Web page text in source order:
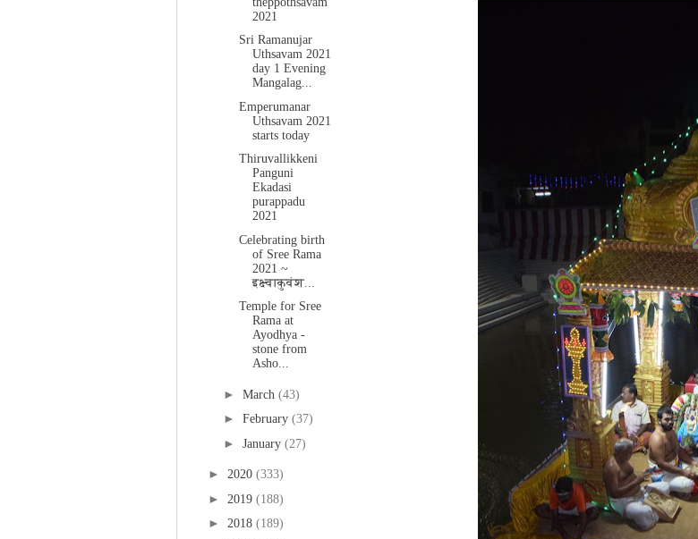
2021
Sri Ramanujar
Uthsavam 2021
day 1 Evening
Mangalag...
Emperumanar
Uthsavam 2021
starts today
Thiruvallikkeni
Panguni
Ekadasi
purappadu
2021
Celebrating birth
of Sree Rama
2021 ~
इक्ष्वाकुवंश...
Temple for Sree
Rama at
Ayodhya -
stone from
Asho...
► March (43)
► February (37)
► January (27)
► 2020 (333)
► 2019 (188)
► 2018 (189)